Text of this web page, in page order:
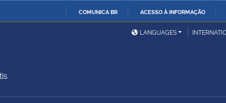
COMUNICA BR ACESSO À INFORMAÇÃO
Ministério da Defesa
Ministério das Relações
ExterioresLANGUAGES